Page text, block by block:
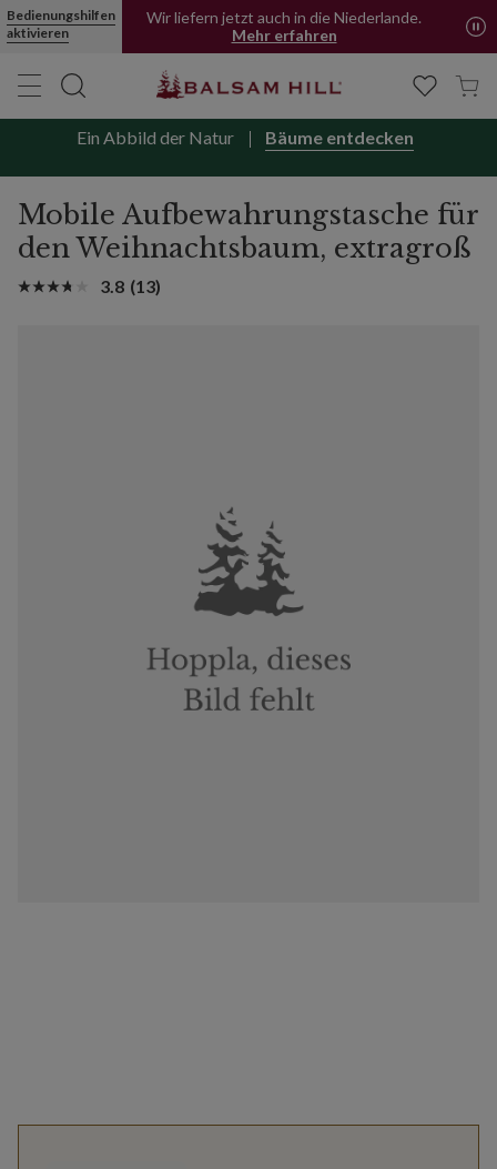
Bedienungshilfen
aktivieren
Wir liefern jetzt auch in die Niederlande.
Mehr erfahren
Ein Abbild der Natur Bäume entdecken
Mobile Aufbewahrungstasche für
den Weihnachtsbaum, extragroß
3.8 (13)
Mobile Standard-Aufbewahrungstasche für den